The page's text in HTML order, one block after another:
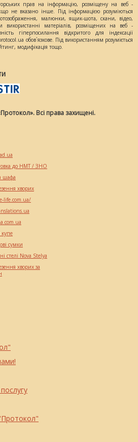
прав на інформацію, розміщену на веб -
не вказано інше. Під інформацією розуміються
малюнки, ящик-шота, скани, відео,
використанні матеріалів, розміщених на веб -
гіперпосилання відкритого для індексації
обов`язкове. Під використанням розуміється
модифікація тощо.
Всі права захищені.
до НМТ / ЗНО
шафа
хворих
life.com.ua/
сумки
стелі Nova Stelya
хворих за